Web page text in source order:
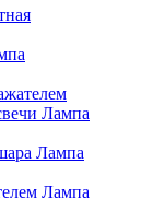
Лампа
Лампа
Лампа